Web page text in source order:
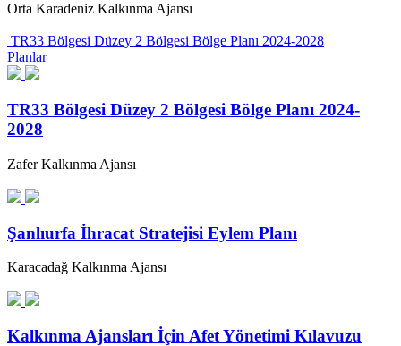
Orta Karadeniz Kalkınma Ajansı
TR33 Bölgesi Düzey 2 Bölgesi Bölge Planı 2024-2028
Planlar
TR33 Bölgesi Düzey 2 Bölgesi Bölge Planı 2024-
2028
Zafer Kalkınma Ajansı
Şanlıurfa İhracat Stratejisi Eylem Planı
Karacadağ Kalkınma Ajansı
Kalkınma Ajansları İçin Afet Yönetimi Kılavuzu